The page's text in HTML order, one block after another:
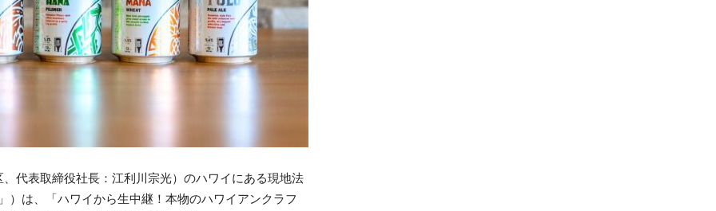
代表取締役社長：江利川宗光）のハワイにある現地法
は、「ハワイから生中継！本物のハワイアンクラフ